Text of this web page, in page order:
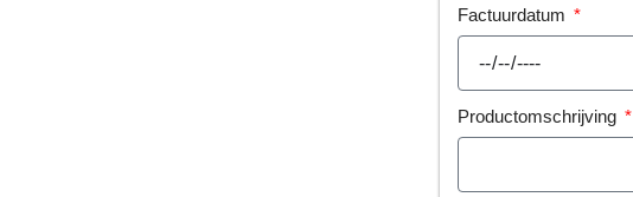
Factuurdatum
Productomschrijving